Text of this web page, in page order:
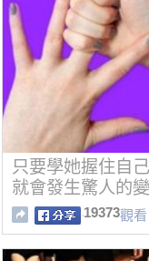
只要學她握住自
就會發生驚人的
19373觀看